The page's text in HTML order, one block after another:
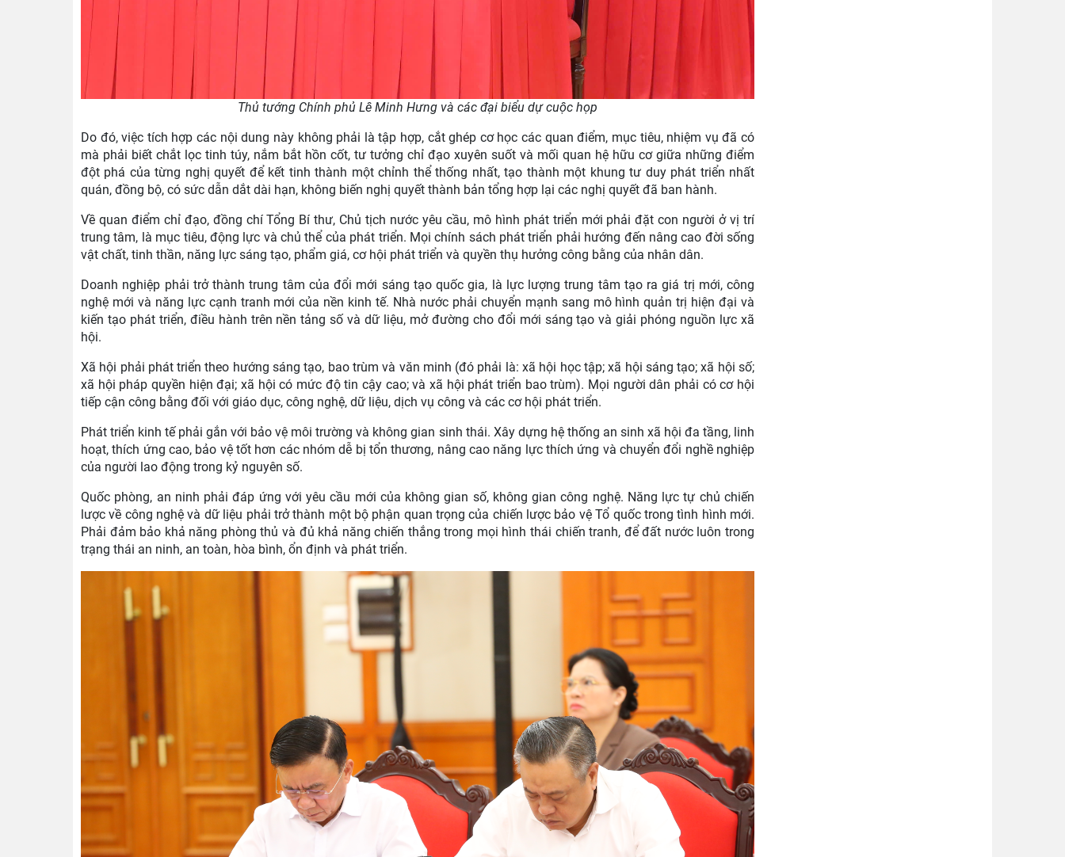
Thủ tướng Chính phủ Lê Minh Hưng và các đại biểu dự cuộc họp
Do đó, việc tích hợp các nội dung này không phải là tập hợp, cắt ghép cơ học các quan điểm, mục tiêu, nhiệm vụ đã có
mà phải biết chắt lọc tinh túy, nắm bắt hồn cốt, tư tưởng chỉ đạo xuyên suốt và mối quan hệ hữu cơ giữa những điểm
đột phá của từng nghị quyết để kết tinh thành một chỉnh thể thống nhất, tạo thành một khung tư duy phát triển nhất
quán, đồng bộ, có sức dẫn dắt dài hạn, không biến nghị quyết thành bản tổng hợp lại các nghị quyết đã ban hành.
Về quan điểm chỉ đạo, đồng chí Tổng Bí thư, Chủ tịch nước yêu cầu, mô hình phát triển mới phải đặt con người ở vị trí
trung tâm, là mục tiêu, động lực và chủ thể của phát triển. Mọi chính sách phát triển phải hướng đến nâng cao đời sống
vật chất, tinh thần, năng lực sáng tạo, phẩm giá, cơ hội phát triển và quyền thụ hưởng công bằng của nhân dân.
Doanh nghiệp phải trở thành trung tâm của đổi mới sáng tạo quốc gia, là lực lượng trung tâm tạo ra giá trị mới, công
nghệ mới và năng lực cạnh tranh mới của nền kinh tế. Nhà nước phải chuyển mạnh sang mô hình quản trị hiện đại và
kiến tạo phát triển, điều hành trên nền tảng số và dữ liệu, mở đường cho đổi mới sáng tạo và giải phóng nguồn lực xã
hội.
Xã hội phải phát triển theo hướng sáng tạo, bao trùm và văn minh (đó phải là: xã hội học tập; xã hội sáng tạo; xã hội số;
xã hội pháp quyền hiện đại; xã hội có mức độ tin cậy cao; và xã hội phát triển bao trùm). Mọi người dân phải có cơ hội
tiếp cận công bằng đối với giáo dục, công nghệ, dữ liệu, dịch vụ công và các cơ hội phát triển.
Phát triển kinh tế phải gắn với bảo vệ môi trường và không gian sinh thái. Xây dựng hệ thống an sinh xã hội đa tầng, linh
hoạt, thích ứng cao, bảo vệ tốt hơn các nhóm dễ bị tổn thương, nâng cao năng lực thích ứng và chuyển đổi nghề nghiệp
của người lao động trong kỷ nguyên số.
Quốc phòng, an ninh phải đáp ứng với yêu cầu mới của không gian số, không gian công nghệ. Năng lực tự chủ chiến
lược về công nghệ và dữ liệu phải trở thành một bộ phận quan trọng của chiến lược bảo vệ Tổ quốc trong tình hình mới.
Phải đảm bảo khả năng phòng thủ và đủ khả năng chiến thắng trong mọi hình thái chiến tranh, để đất nước luôn trong
trạng thái an ninh, an toàn, hòa bình, ổn định và phát triển.